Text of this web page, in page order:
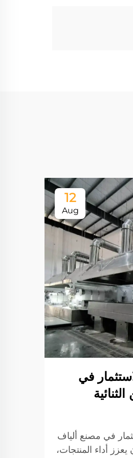
12
Aug
في
في مصنع ألياف
أداء المنتجات،